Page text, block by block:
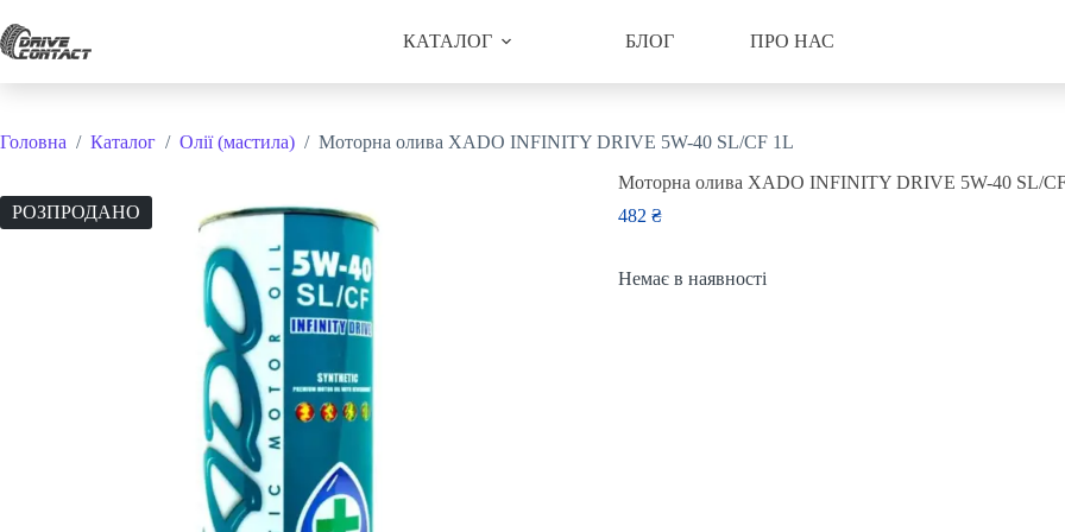
до
вмісту
КАТАЛОГ БЛОГ ПРО НАС
Головна / Каталог / Олії (мастила) / Моторна олива XADO INFINITY DRIVE 5W-40 SL/CF 1L
РОЗПРОДАНО
Моторна олива XADO INFINITY DRIVE 5W-40 SL/
482 ₴
Немає в наявності